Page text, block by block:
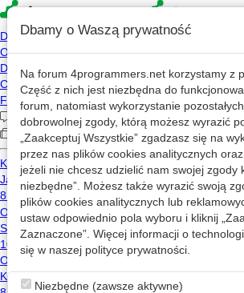
Pomoc
Dbamy o Waszą prywatność
Na forum 4programmers.net korzystamy z
Część z nich jest niezbędna do
forum, natomiast wykorzystanie
dobrowolnej zgody, którą możesz wyrazić
„Zaakceptuj Wszystkie” zgadzasz się na
przez nas plików cookies analitycznych
jeżeli nie chcesz udzielić nam swojej zgody
niezbędne”. Możesz także wyrazić swoją
plików cookies analitycznych lub
ustaw odpowiednio pola wyboru i kliknij
Zaznaczone”. Więcej informacji o
się w naszej polityce prywatności.
Niezbędne (zawsze aktywne)